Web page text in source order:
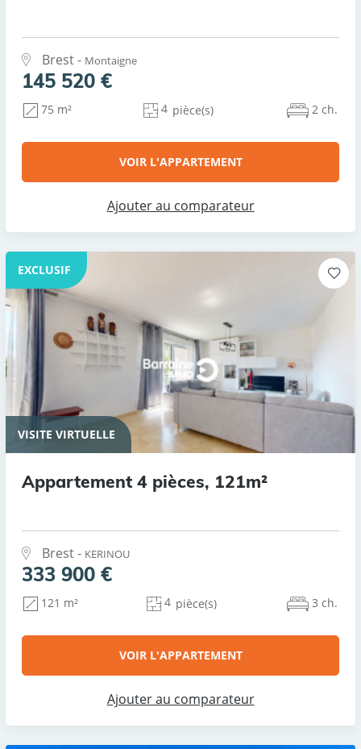
Brest - Montaigne
145 520 €
75 m² 4 pièce(s) 2 ch.
VOIR L'APPARTEMENT
Ajouter au comparateur
EXCLUSIF
VISITE VIRTUELLE
Appartement 4 pièces, 121m²
Brest - KERINOU
333 900 €
121 m² 4 pièce(s) 3 ch.
VOIR L'APPARTEMENT
Ajouter au comparateur